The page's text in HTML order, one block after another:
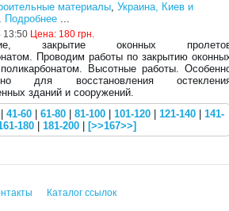
материалы,Украина, Киев и
Подробнее ...
13:50 Цена: 180 грн.
закрытие оконных
Проводим работы по закрытию
Высотные работы.
для восстановления
зданий и сооружений.
41-60 61-80 81-100 101-120 121-140
141-
180| 181-200| [>>167>>]
Каталог ссылок